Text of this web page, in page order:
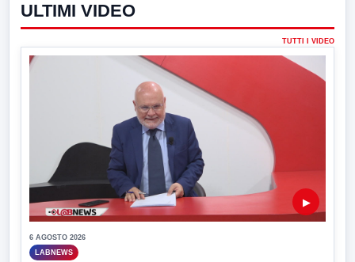
ULTIMI VIDEO
TUTTI I VIDEO
▶
6 AGOSTO 2026
LABNEWS